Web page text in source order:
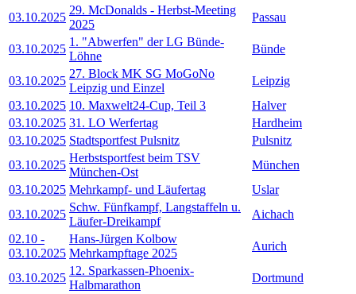
03.10.2025
29. McDonalds - Herbst-Meeting
2025
Passau
03.10.2025
1. "Abwerfen" der LG Bünde-
Löhne
Bünde
03.10.2025
27. Block MK SG MoGoNo
Leipzig und Einzel
Leipzig
03.10.2025 10. Maxwelt24-Cup, Teil 3
Halver
03.10.2025 31. LO Werfertag
Hardheim
03.10.2025 Stadtsportfest Pulsnitz
Pulsnitz
03.10.2025
Herbstsportfest beim TSV
München-Ost
München
03.10.2025 Mehrkampf- und Läufertag
Uslar
03.10.2025
Schw. Fünfkampf, Langstaffeln u.
Läufer-Dreikampf
Aichach
02.10 -
03.10.2025
Hans-Jürgen Kolbow
Mehrkampftage 2025
Aurich
03.10.2025
12. Sparkassen-Phoenix-
Halbmarathon
Dortmund